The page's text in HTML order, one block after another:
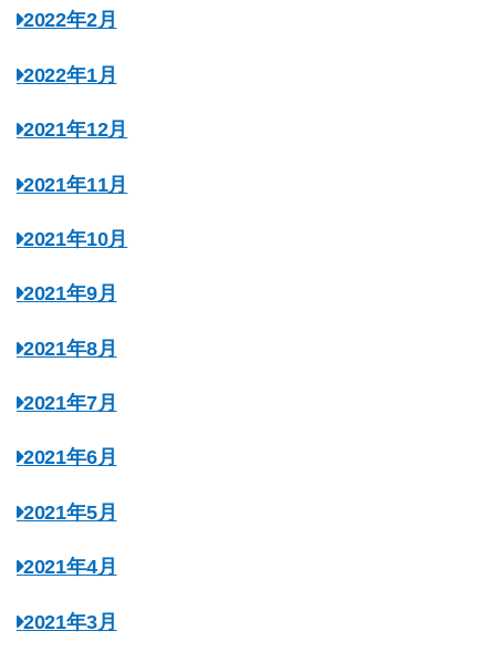
2022年2月
2022年1月
2021年12月
2021年11月
2021年10月
2021年9月
2021年8月
2021年7月
2021年6月
2021年5月
2021年4月
2021年3月